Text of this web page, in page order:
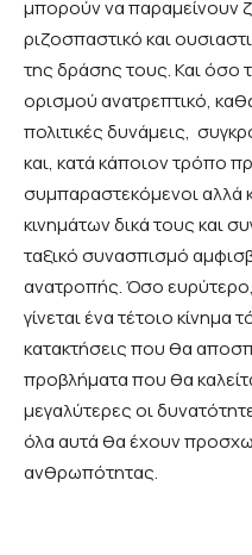
μπορούν να παραμείνουν
ριζοσπαστικό και
της δράσης τους. Και όσο
ορισμού ανατρεπτικό,
πολιτικές δυνάμεις,
και, κατά κάποιον τρόπο
συμπαραστεκόμενοι αλλά
κινημάτων δικά τους και
ταξικό συνασπισμό
ανατροπής. Όσο
γίνεται ένα τέτοιο κίνημα
κατακτήσεις που θα
προβλήματα που θα
μεγαλύτερες οι
όλα αυτά θα έχουν
ανθρωπότητας.